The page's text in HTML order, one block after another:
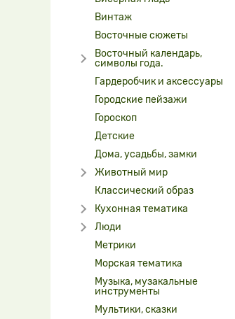
Винтаж
Восточные сюжеты
Восточный календарь,
символы года.
Гардеробчик и аксессуары
Городские пейзажи
Гороскоп
Детские
Дома, усадьбы, замки
Животный мир
Классический образ
Кухонная тематика
Люди
Метрики
Морская тематика
Музыка, музакальные
инструменты
Мультики, сказки